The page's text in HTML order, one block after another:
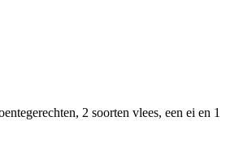
2 soorten vlees, een ei en 1